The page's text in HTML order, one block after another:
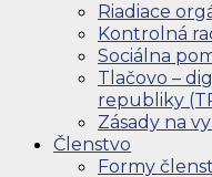
Riadiace
Kontrolná
Sociálna
Tlačovo –
republiky
Zásady na
Členstvo
Formy